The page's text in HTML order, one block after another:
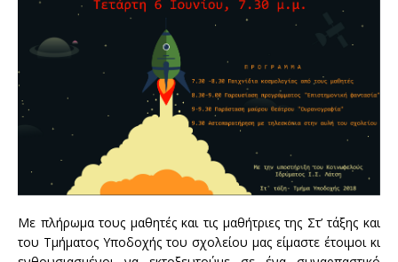
Με πλήρωμα τους μαθητές και τις μαθήτριες της Στ’ τάξης και
του Τμήματος Υποδοχής του σχολείου μας είμαστε έτοιμοι κι